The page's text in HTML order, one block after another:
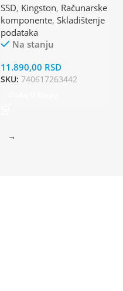
SSD, Kingston, Računarske
komponente, Skladištenje
podataka
Na stanju
11.890,00 RSD
SKU: 740617263442
→